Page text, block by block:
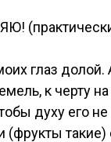
глаз долой.
к черту на
духу его
(фрукты такие)